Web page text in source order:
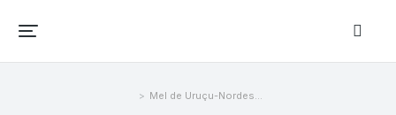
Mel de Uruçu-Nordes…